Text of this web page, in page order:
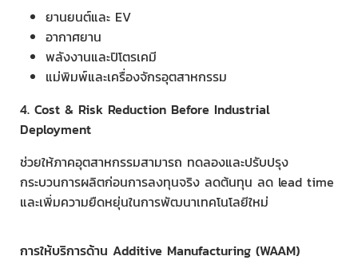
ยานยนต์และ EV
อากาศยาน
พลังงานและปิโตรเคมี
แม่พิมพ์และเครื่องจักรอุตสาหกรรม
4. Cost & Risk Reduction Before Industrial
Deployment
ช่วยให้ภาคอุตสาหกรรมสามารถ ทดลองและปรับปรุง
กระบวนการผลิตก่อนการลงทุนจริง ลดต้นทุน ลด lead time
และเพิ่มความยืดหยุ่นในการพัฒนาเทคโนโลยีใหม่
การให้บริการด้าน Additive Manufacturing (WAAM)